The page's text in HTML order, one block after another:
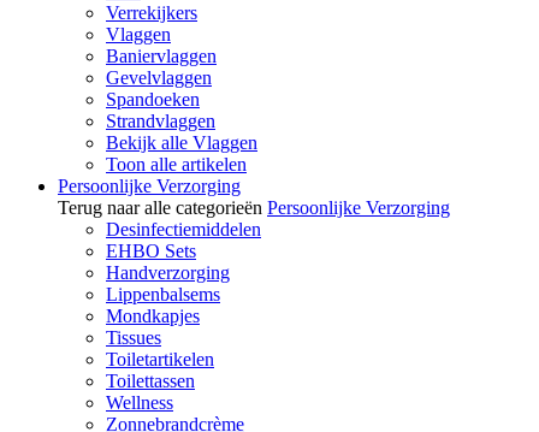
Verrekijkers
Vlaggen
Baniervlaggen
Gevelvlaggen
Spandoeken
Strandvlaggen
Bekijk alle Vlaggen
Toon alle artikelen
Persoonlijke Verzorging
Terug naar alle categorieën Persoonlijke Verzorging
Desinfectiemiddelen
EHBO Sets
Handverzorging
Lippenbalsems
Mondkapjes
Tissues
Toiletartikelen
Toilettassen
Wellness
Zonnebrandcrème